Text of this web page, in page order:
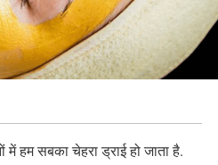
में हम सबका चेहरा ड्राई हो जाता है.